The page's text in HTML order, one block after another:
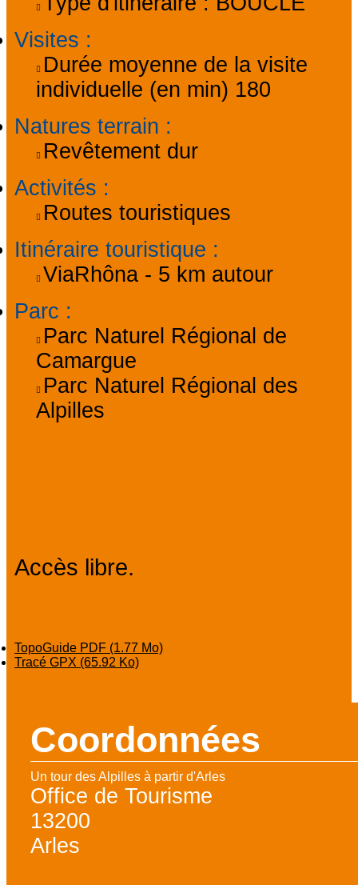
Visites :
Durée moyenne de la visite
individuelle (en min) 180
Natures terrain :
Revêtement dur
Activités :
Routes touristiques
Itinéraire touristique :
ViaRhôna - 5 km autour
Parc :
Parc Naturel Régional de
Camargue
Parc Naturel Régional des
Alpilles
Accès libre.
TopoGuide PDF (1.77 Mo)
Tracé GPX (65.92 Ko)
Coordonnées
Un tour des Alpilles à partir d'Arles
Office de Tourisme
13200
Arles